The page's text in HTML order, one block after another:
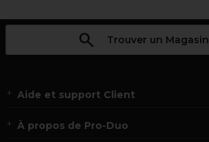
Trouver un Magasin
Aide et support Client
À propos de Pro-Duo